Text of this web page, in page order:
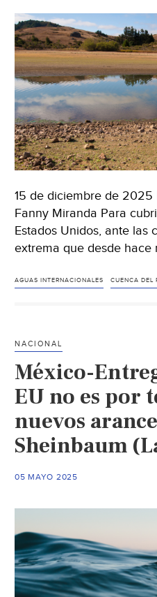
15 de diciembre de 2025
Fanny Miranda Para
Estados Unidos, ante las
extrema que desde hace
AGUAS INTERNACIONALES CUENCA DEL
NACIONAL
México-
EU no es por
nuevos
Sheinbaum
05 MAYO 2025